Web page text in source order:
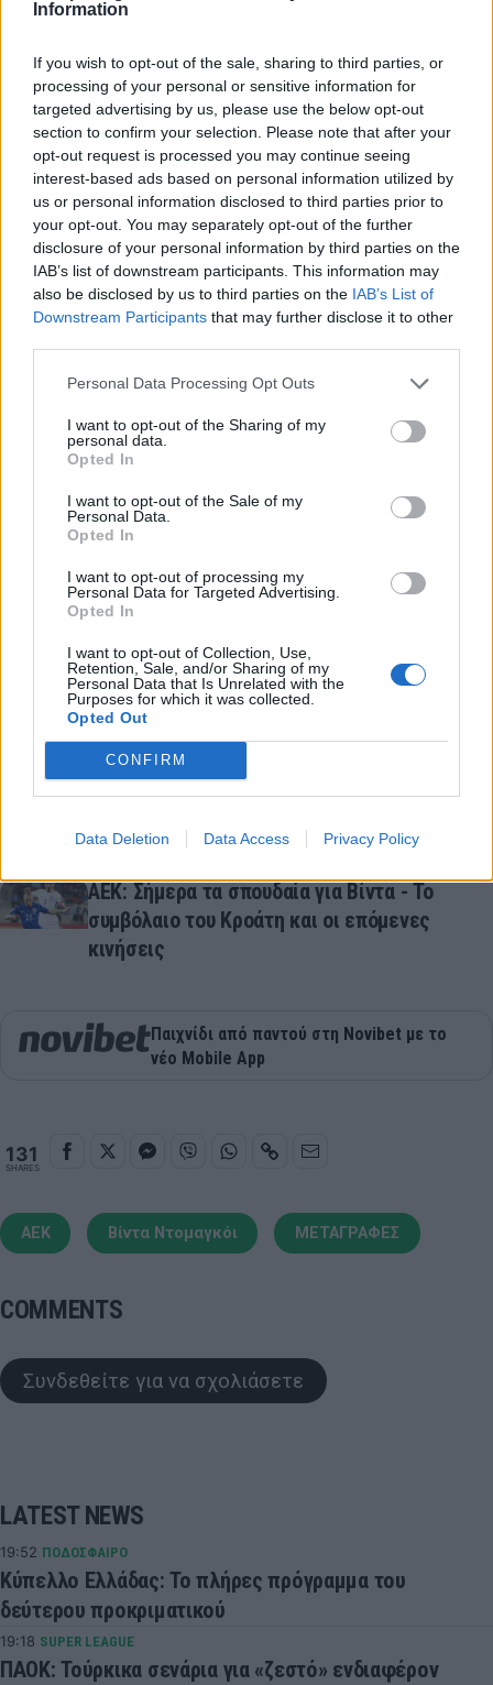
Information
If you wish to opt-out of the sale, sharing to third parties, or
processing of your personal or sensitive information for
targeted advertising by us, please use the below opt-out
section to confirm your selection. Please note that after your
opt-out request is processed you may continue seeing
interest-based ads based on personal information utilized by
us or personal information disclosed to third parties prior to
your opt-out. You may separately opt-out of the further
disclosure of your personal information by third parties on the
IAB’s list of downstream participants. This information may
also be disclosed by us to third parties on the IAB’s List of
Downstream Participants that may further disclose it to other
Personal Data Processing Opt Outs
I want to opt-out of the Sharing of my
personal data.
Opted In
I want to opt-out of the Sale of my
Personal Data.
Opted In
I want to opt-out of processing my
Personal Data for Targeted Advertising.
Opted In
I want to opt-out of Collection, Use,
Retention, Sale, and/or Sharing of my
Personal Data that Is Unrelated with the
Purposes for which it was collected.
Opted Out
CONFIRM
Data Deletion Data Access Privacy Policy
Στην καριέρα του έχει κατακτήσει δύο
Πρωταθλήματα (2012, 2013) και ένα Κύπελλο
(2012) Κροατίας, δύο Πρωταθλήματα (2015, 2016),
δύο Κύπελλα (2014, 2015) και ένα Σούπερ Καπ
(2017) Ουκρανίας, όπως επίσης ένα Πρωτάθλημα
(2021), ένα Κύπελλο (2021) και ένα Σούπερ Καπ
(2022) Τουρκίας.
Υπήρξε διεθνής με όλες τις «μικρές» Εθνικές
ομάδες της Κροατίας και πραγματοποίησε το
αντιπροσωπευτικού συγκροτήματος της χώρας του,
έχοντας φορέσει και το περιβραχιόνιο του αρχηγού.
Έχει συμμετάσχει στα Euro 2012 και 2016, όπως
επίσης στα Μουντιάλ του 2014 και του 2018, όντας
βασικό στέλεχος της ομάδας που έφτασε μέχρι τον
τελικό της διοργάνωσης το 2018. Συνολικά μετράει
98 συμμετοχές και 4 γκολ.
Ντομαγκόι, καλωσόρισες στην οικογένεια της ΑΕΚ!
READ MORE
ΑΕΚ: Οι πρώτες στιγμές του Βίντα με τον
«Δικέφαλο» στο στήθος (photos)
Ανακοινώνεται ο Κροάτης
ΑΕΚ: Σήμερα τα σπουδαία για Βίντα - Το
συμβόλαιο του Κροάτη και οι επόμενες
κινήσεις
Παιχνίδι από παντού στη Novibet με το
νέο Mobile App
131
SHARES
ΑΕΚ Βίντα Ντομαγκόι ΜΕΤΑΓΡΑΦΕΣ
COMMENTS
Συνδεθείτε για να σχολιάσετε
LATEST NEWS
19:52 ΠΟΔΟΣΦΑΙΡΟ
Κύπελλο Ελλάδας: Το πλήρες πρόγραμμα του
δεύτερου προκριματικού
19:18 SUPER LEAGUE
ΠΑΟΚ: Τούρκικα σενάρια για «ζεστό» ενδιαφέρον